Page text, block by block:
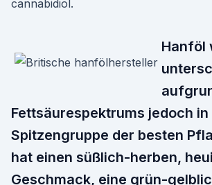
cannabidiol.
Hanföl
Fettsäurespektrums jedoch in
Spitzengruppe der besten
hat einen süßlich-herben,
Geschmack, eine grün-